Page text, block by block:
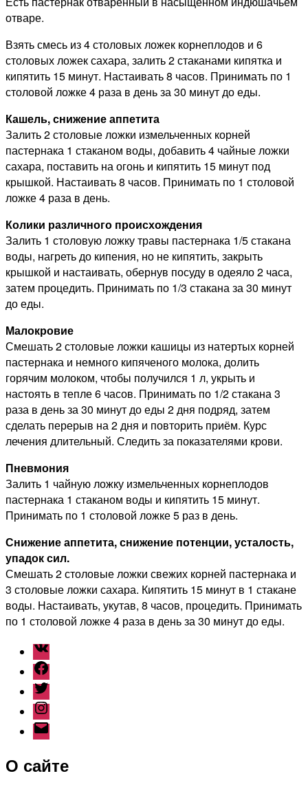
отваре.
Взять смесь из 4 столовых ложек корнеплодов и 6
столовых ложек сахара, залить 2 стаканами кипятка и
кипятить 15 минут. Настаивать 8 часов. Принимать по 1
столовой ложке 4 раза в день за 30 минут до еды.
Кашель, снижение аппетита
Залить 2 столовые ложки измельченных корней
пастернака 1 стаканом воды, добавить 4 чайные ложки
сахара, поставить на огонь и кипятить 15 минут под
крышкой. Настаивать 8 часов. Принимать по 1 столовой
ложке 4 раза в день.
Колики различного происхождения
Залить 1 столовую ложку травы пастернака 1/5 стакана
воды, нагреть до кипения, но не кипятить, закрыть
крышкой и настаивать, обернув посуду в одеяло 2 часа,
затем процедить. Принимать по 1/3 стакана за 30 минут
до еды.
Малокровие
Смешать 2 столовые ложки кашицы из натертых корней
пастернака и немного кипяченого молока, долить
горячим молоком, чтобы получился 1 л, укрыть и
настоять в тепле 6 часов. Принимать по 1/2 стакана 3
раза в день за 30 минут до еды 2 дня подряд, затем
сделать перерыв на 2 дня и повторить приём. Курс
лечения длительный. Следить за показателями крови.
Пневмония
Залить 1 чайную ложку измельченных корнеплодов
пастернака 1 стаканом воды и кипятить 15 минут.
Принимать по 1 столовой ложке 5 раз в день.
Снижение аппетита, снижение потенции, усталость,
упадок сил.
Смешать 2 столовые ложки свежих корней пастернака и
3 столовые ложки сахара. Кипятить 15 минут в 1 стакане
воды. Настаивать, укутав, 8 часов, процедить. Принимать
по 1 столовой ложке 4 раза в день за 30 минут до еды.
ВКонтакте
Facebook
Twitter
Instagram
Наш
емайл
О сайте